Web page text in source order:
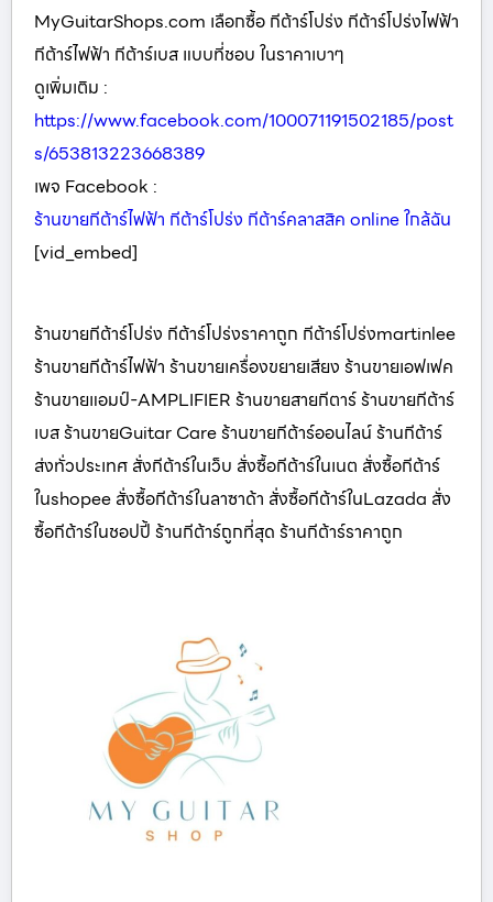
MyGuitarShops.com เลือกซื้อ กีต้าร์โปร่ง กีต้าร์โปร่งไฟฟ้า
กีต้าร์ไฟฟ้า กีต้าร์เบส แบบที่ชอบ ในราคาเบาๆ
ดูเพิ่มเติม :
https://www.facebook.com/100071191502185/post
s/653813223668389
เพจ Facebook :
ร้านขายกีต้าร์ไฟฟ้า กีต้าร์โปร่ง กีต้าร์คลาสสิค online ใกล้ฉัน
[vid_embed]
ร้านขายกีต้าร์โปร่ง กีต้าร์โปร่งราคาถูก กีต้าร์โปร่งmartinlee
ร้านขายกีต้าร์ไฟฟ้า ร้านขายเครื่องขยายเสียง ร้านขายเอฟเฟค
ร้านขายแอมป์-AMPLIFIER ร้านขายสายกีตาร์ ร้านขายกีต้าร์
เบส ร้านขายGuitar Care ร้านขายกีต้าร์ออนไลน์ ร้านกีต้าร์
ส่งทั่วประเทศ สั่งกีต้าร์ในเว็บ สั่งซื้อกีต้าร์ในเนต สั่งซื้อกีต้าร์
ในshopee สั่งซื้อกีต้าร์ในลาซาด้า สั่งซื้อกีต้าร์ในLazada สั่ง
ซื้อกีต้าร์ในชอปปี้ ร้านกีต้าร์ถูกที่สุด ร้านกีต้าร์ราคาถูก